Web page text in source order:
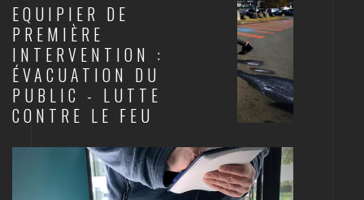
EQUIPIER DE
PREMIÈRE
INTERVENTION :
ÉVACUATION DU
PUBLIC - LUTTE
CONTRE LE FEU